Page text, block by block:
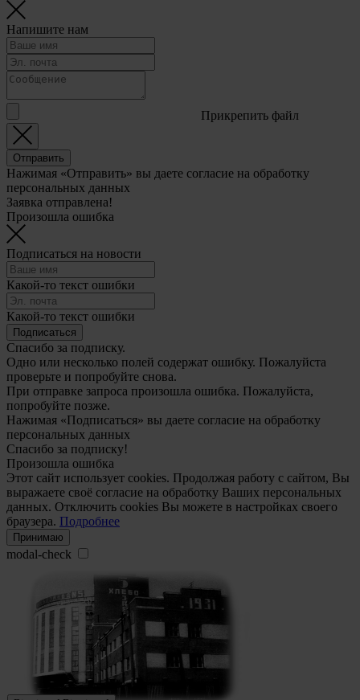
Напишите нам
Прикрепить файл
Отправить
Нажимая «Отправить» вы даете согласие на обработку
персональных данных
Заявка отправлена!
Произошла ошибка
Подписаться на новости
Какой-то текст ошибки
Какой-то текст ошибки
Подписаться
Спасибо за подписку.
Одно или несколько полей содержат ошибку. Пожалуйста
проверьте и попробуйте снова.
При отправке запроса произошла ошибка. Пожалуйста,
попробуйте позже.
Нажимая «Подписаться» вы даете согласие на обработку
персональных данных
Спасибо за подписку!
Произошла ошибка
Этот сайт использует cookies. Продолжая работу с сайтом, Вы
выражаете своё согласие на обработку Ваших персональных
данных. Отключить cookies Вы можете в настройках своего
браузера. Подробнее
Принимаю
modal-check